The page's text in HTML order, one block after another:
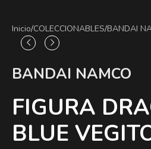
Inicio/COLECCIONABLES/BANDAI
BANDAI NAMCO
FIGURA
BLUE